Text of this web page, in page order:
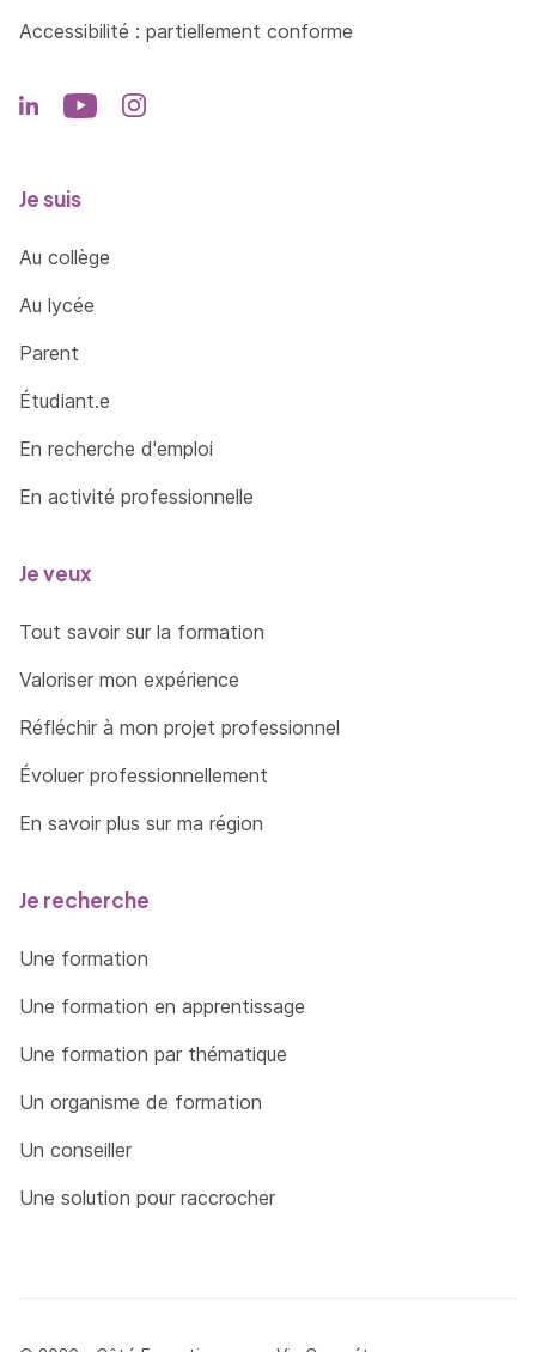
Accessibilité : partiellement conforme
Je suis
Au collège
Au lycée
Parent
Étudiant.e
En recherche d'emploi
En activité professionnelle
Je veux
Tout savoir sur la formation
Valoriser mon expérience
Réfléchir à mon projet professionnel
Évoluer professionnellement
En savoir plus sur ma région
Je recherche
Une formation
Une formation en apprentissage
Une formation par thématique
Un organisme de formation
Un conseiller
Une solution pour raccrocher